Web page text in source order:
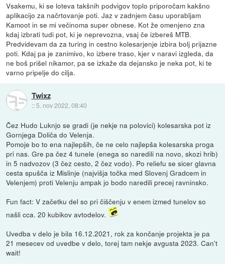
Vsakemu, ki se loteva takšnih podvigov toplo priporočam kakšno
aplikacijo za načrtovanje poti. Jaz v zadnjem času uporabljam
Kamoot in se mi večinoma super obnese. Kot že omenjeno zna
kdaj izbrati tudi pot, ki je neprevozna, vsaj če izbereš MTB.
Predvidevam da za turing in cestno kolesarjenje izbira bolj prijazne
poti. Kdaj pa je zanimivo, ko izbere traso, kjer v naravi izgleda, da
ne boš prišel nikamor, pa se izkaže da dejansko je neka pot, ki te
varno pripelje do cilja.
Twixz
:: 5. nov 2022, 08:40
Čez Hudo Luknjo se gradi (je nekje na polovici) kolesarska pot iz
Gornjega Doliča do Velenja.
Pomoje bo to ena najlepših, če ne celo najlepša kolesarska proga
pri nas. Gre pa čez 4 tunele (enega so naredili na novo, skozi hrib)
in 5 nadvozov (3 čez cesto, 2 čez vodo). Po reliefu se sicer glavna
cesta spušča iz Mislinje (najvišja točka med Slovenj Gradcem in
Velenjem) proti Velenju ampak jo bodo naredili precej ravninsko.
Fun fact: V začetku del so pri čiščenju v enem izmed tunelov so
našli cca. 20 kubikov avtodelov.
Uvedba v delo je bila 16.12.2021, rok za končanje projekta je pa
21 mesecev od uvedbe v delo, torej tam nekje avgusta 2023. Can't
wait!